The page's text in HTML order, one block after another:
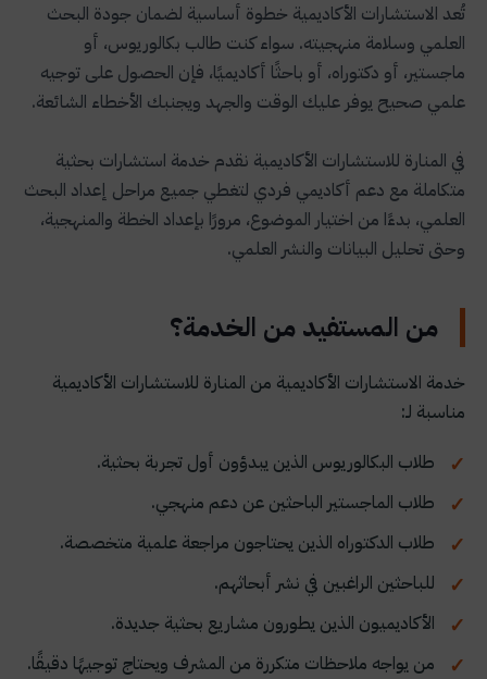
تُعد الاستشارات الأكاديمية خطوة أساسية لضمان جودة البحث
العلمي وسلامة منهجيته. سواء كنت طالب بكالوريوس، أو
ماجستير، أو دكتوراه، أو باحثًا أكاديميًا، فإن الحصول على توجيه
علمي صحيح يوفر عليك الوقت والجهد ويجنبك الأخطاء الشائعة.
في المنارة للاستشارات الأكاديمية نقدم خدمة استشارات بحثية
متكاملة مع دعم أكاديمي فردي لتغطي جميع مراحل إعداد البحث
العلمي، بدءًا من اختيار الموضوع، مرورًا بإعداد الخطة والمنهجية،
وحتى تحليل البيانات والنشر العلمي.
من المستفيد من الخدمة؟
خدمة الاستشارات الأكاديمية من المنارة للاستشارات الأكاديمية
مناسبة لـ:
طلاب البكالوريوس الذين يبدؤون أول تجربة بحثية.
طلاب الماجستير الباحثين عن دعم منهجي.
طلاب الدكتوراه الذين يحتاجون مراجعة علمية متخصصة.
للباحثين الراغبين في نشر أبحاثهم.
الأكاديميون الذين يطورون مشاريع بحثية جديدة.
من يواجه ملاحظات متكررة من المشرف ويحتاج توجيهًا دقيقًا.